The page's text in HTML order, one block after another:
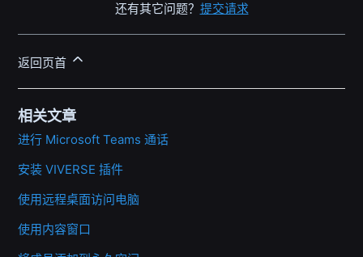
还有其它问题？ 提交请求
返回页首
相关文章
进行 Microsoft Teams 通话
安装 VIVERSE 插件
使用远程桌面访问电脑
使用内容窗口